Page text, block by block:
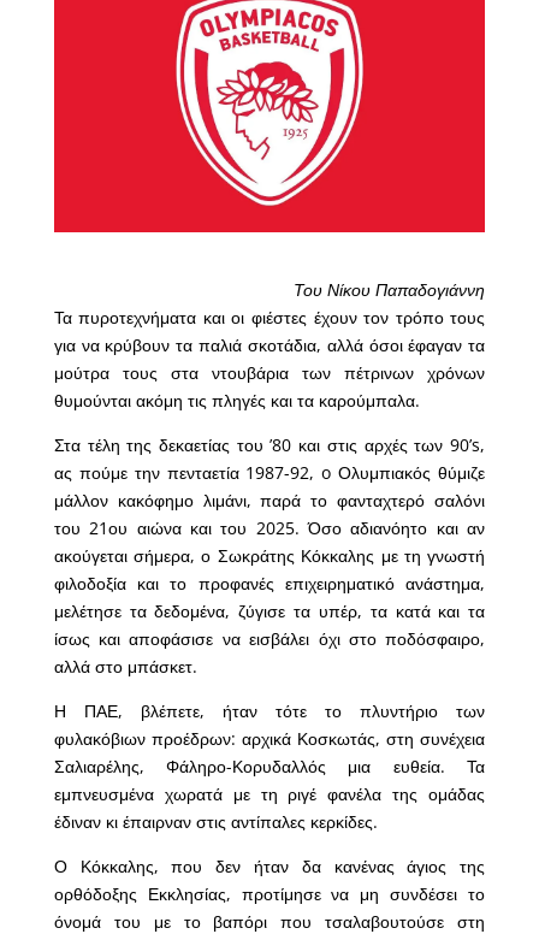
Του Νίκου Παπαδογιάννη
Τα πυροτεχνήματα και οι φιέστες έχουν τον τρόπο τους
για να κρύβουν τα παλιά σκοτάδια, αλλά όσοι έφαγαν τα
μούτρα τους στα ντουβάρια των πέτρινων χρόνων
θυμούνται ακόμη τις πληγές και τα καρούμπαλα.
Στα τέλη της δεκαετίας του ’80 και στις αρχές των 90’s,
ας πούμε την πενταετία 1987-92, o Ολυμπιακός θύμιζε
μάλλον κακόφημο λιμάνι, παρά το φανταχτερό σαλόνι
του 21ου αιώνα και του 2025. Όσο αδιανόητο και αν
ακούγεται σήμερα, ο Σωκράτης Κόκκαλης με τη γνωστή
φιλοδοξία και το προφανές επιχειρηματικό ανάστημα,
μελέτησε τα δεδομένα, ζύγισε τα υπέρ, τα κατά και τα
ίσως και αποφάσισε να εισβάλει όχι στο ποδόσφαιρο,
αλλά στο μπάσκετ.
Η ΠΑΕ, βλέπετε, ήταν τότε το πλυντήριο των
φυλακόβιων προέδρων: αρχικά Κοσκωτάς, στη συνέχεια
Σαλιαρέλης, Φάληρο-Κορυδαλλός μια ευθεία. Τα
εμπνευσμένα χωρατά με τη ριγέ φανέλα της ομάδας
έδιναν κι έπαιρναν στις αντίπαλες κερκίδες.
Ο Κόκκαλης, που δεν ήταν δα κανένας άγιος της
ορθόδοξης Εκκλησίας, προτίμησε να μη συνδέσει το
όνομά του με το βαπόρι που τσαλαβουτούσε στη